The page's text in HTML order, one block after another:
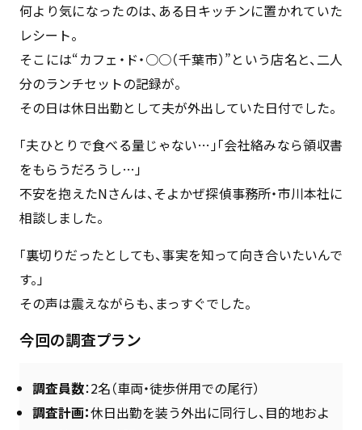
何より気になったのは、ある日キッチンに置かれていた
レシート。
そこには“カフェ・ド・○○（千葉市）”という店名と、二人
分のランチセットの記録が。
その日は休日出勤として夫が外出していた日付でした。
「夫ひとりで食べる量じゃない…」「会社絡みなら領収書
をもらうだろうし…」
不安を抱えたNさんは、そよかぜ探偵事務所・市川本社に
相談しました。
「裏切りだったとしても、事実を知って向き合いたいんで
す。」
その声は震えながらも、まっすぐでした。
今回の調査プラン
調査員数：2名（車両・徒歩併用での尾行）
調査計画：休日出勤を装う外出に同行し、目的地およ